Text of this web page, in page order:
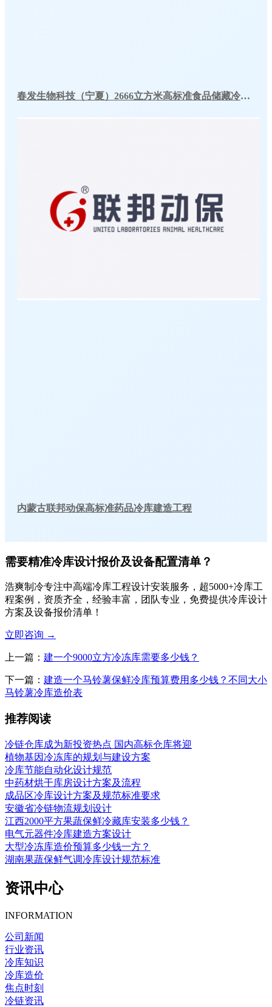
春发生物科技（宁夏）2666立方米高标准食品储藏冷库工程案例
内蒙古联邦动保高标准药品冷库建造工程
需要精准冷库设计报价及设备配置清单？
浩爽制冷专注中高端冷库工程设计安装服务，超5000+冷库工
程案例，资质齐全，经验丰富，团队专业，免费提供冷库设计
方案及设备报价清单！
立即咨询 →
上一篇： 建一个9000立方冷冻库需要多少钱？
下一篇： 建造一个马铃薯保鲜冷库预算费用多少钱？不同大小
马铃薯冷库造价表
推荐阅读
冷链仓库成为新投资热点 国内高标仓库将迎
植物基因冷冻库的规划与建设方案
冷库节能自动化设计规范
中药材烘干库房设计方案及流程
成品区冷库设计方案及规范标准要求
安徽省冷链物流规划设计
江西2000平方果蔬保鲜冷藏库安装多少钱？
电气元器件冷库建造方案设计
大型冷冻库造价预算多少钱一方？
湖南果蔬保鲜气调冷库设计规范标准
资讯中心
INFORMATION
公司新闻
行业资讯
冷库知识
冷库造价
焦点时刻
冷链资讯